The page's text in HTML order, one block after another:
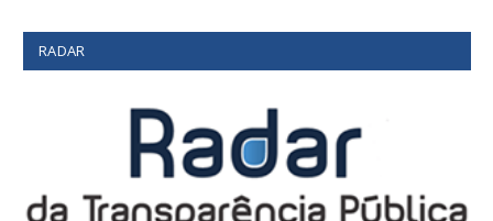
RADAR